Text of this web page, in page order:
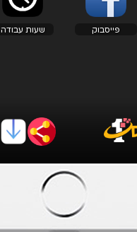
פייסבוק שעות עבודה